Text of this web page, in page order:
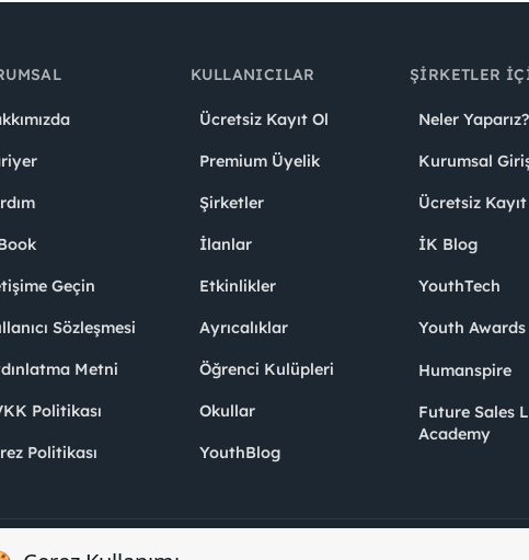
Geçin
Sözleşmesi
Metni
Politikası
Politikası
KULLANICILAR
Ücretsiz Kayıt Ol
Premium Üyelik
Şirketler
İlanlar
Etkinlikler
Ayrıcalıklar
Öğrenci Kulüpleri
Okullar
YouthBlog
ŞIRKETLER
Neler Yaparız?
Kurumsal
Ücretsiz Kayıt
İK Blog
YouthTech
Youth Awards
Humanspire
Future Sales
Academy